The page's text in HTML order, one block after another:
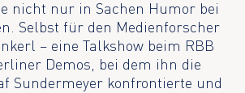
nicht nur in Sachen Humor bei
Selbst für den Medienforscher
– eine Talkshow beim RBB
Demos, bei dem ihn die
Sundermeyer konfrontierte und